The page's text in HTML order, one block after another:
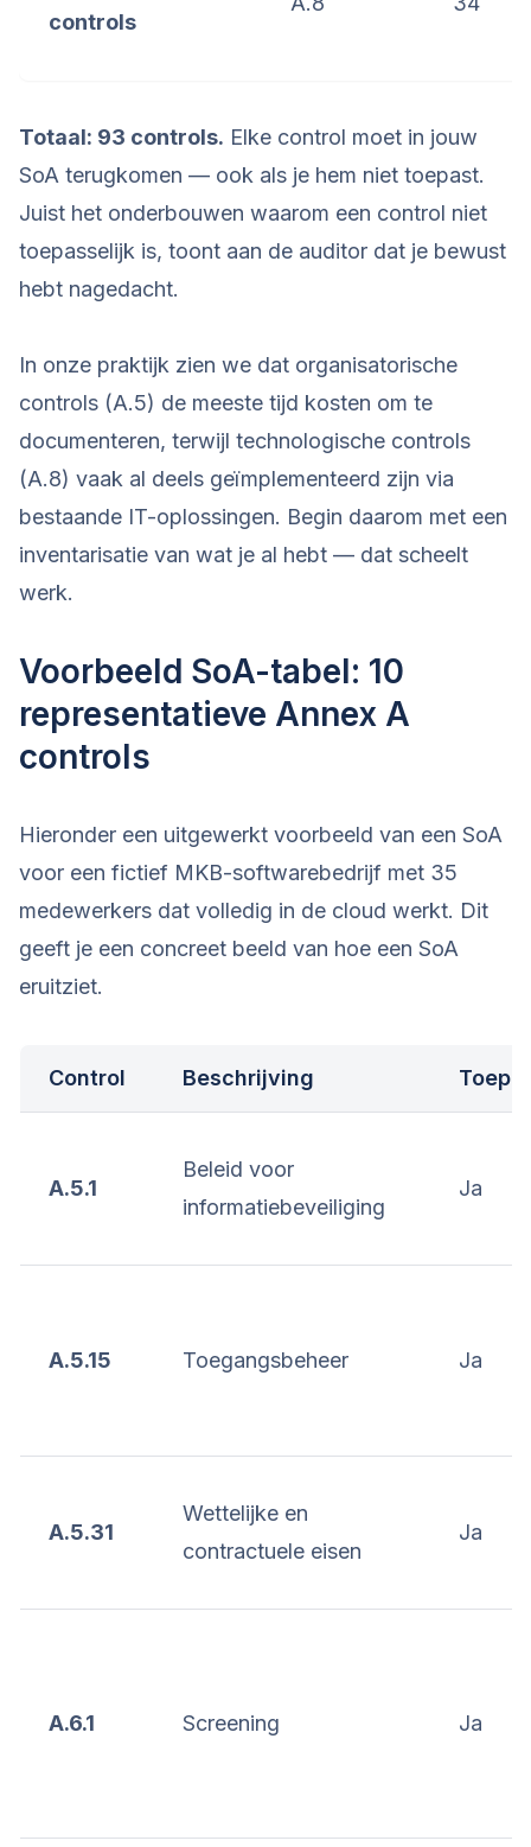
controls
Totaal: 93 controls. Elke control moet in jouw
SoA terugkomen — ook als je hem niet toepast.
Juist het onderbouwen waarom een control niet
toepasselijk is, toont aan de auditor dat je bewust
hebt nagedacht.
In onze praktijk zien we dat organisatorische
controls (A.5) de meeste tijd kosten om te
documenteren, terwijl technologische controls
(A.8) vaak al deels geïmplementeerd zijn via
bestaande IT-oplossingen. Begin daarom met een
inventarisatie van wat je al hebt — dat scheelt
werk.
Voorbeeld SoA-tabel: 10
representatieve Annex A
controls
Hieronder een uitgewerkt voorbeeld van een SoA
voor een fictief MKB-softwarebedrijf met 35
medewerkers dat volledig in de cloud werkt. Dit
geeft je een concreet beeld van hoe een SoA
eruitziet.
Control Beschrijving
A.5.1
Beleid voor
informatiebeveiliging
Ja
A.5.15 Toegangsbeheer Ja
A.5.31
Wettelijke en
contractuele eisen
Ja
A.6.1 Screening Ja